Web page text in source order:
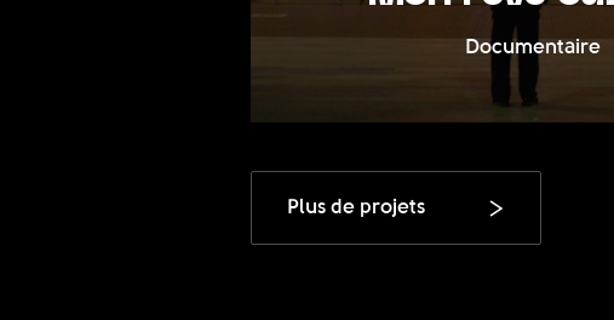
Documentaire
Plus de projets